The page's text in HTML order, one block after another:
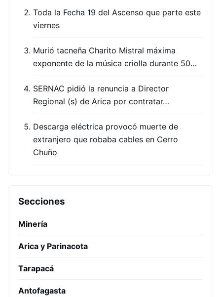
Toda la Fecha 19 del Ascenso que parte este
viernes
Murió tacneña Charito Mistral máxima
exponente de la música criolla durante 50…
SERNAC pidió la renuncia a Director
Regional (s) de Arica por contratar…
Descarga eléctrica provocó muerte de
extranjero que robaba cables en Cerro
Chuño
Secciones
Minería
Arica y Parinacota
Tarapacá
Antofagasta